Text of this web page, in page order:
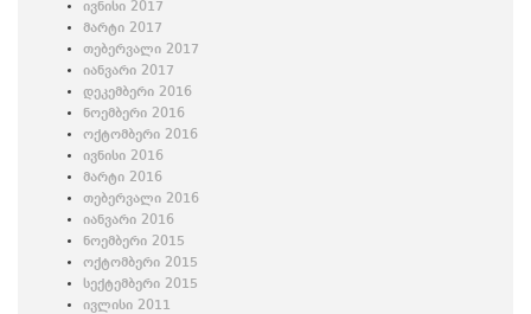
ივნისი 2017
მარტი 2017
თებერვალი 2017
იანვარი 2017
დეკემბერი 2016
ნოემბერი 2016
ოქტომბერი 2016
ივნისი 2016
მარტი 2016
თებერვალი 2016
იანვარი 2016
ნოემბერი 2015
ოქტომბერი 2015
სექტემბერი 2015
ივლისი 2011